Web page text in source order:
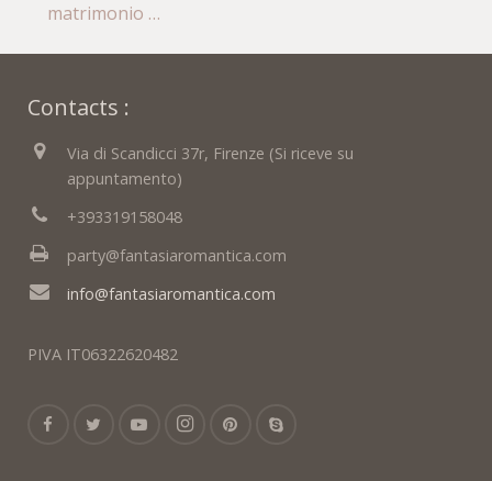
matrimonio …
Contacts :
Via di Scandicci 37r, Firenze (Si riceve su
appuntamento)
+393319158048
party@fantasiaromantica.com
info@fantasiaromantica.com
PIVA IT06322620482